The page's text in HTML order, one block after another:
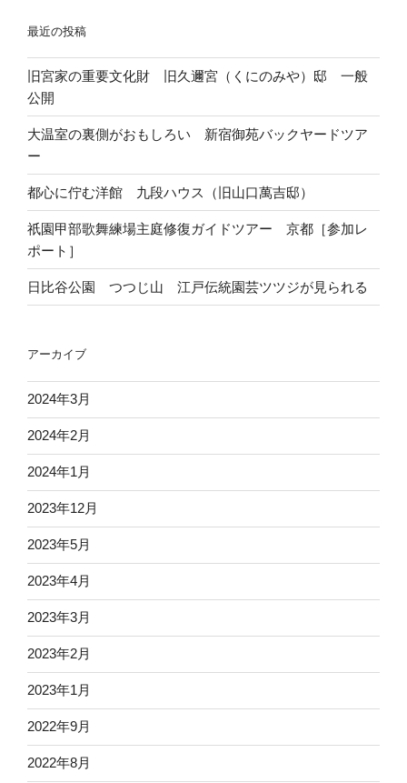
最近の投稿
旧宮家の重要文化財 旧久邇宮（くにのみや）邸 一般
公開
大温室の裏側がおもしろい 新宿御苑バックヤードツア
ー
都心に佇む洋館 九段ハウス（旧山口萬吉邸）
祇園甲部歌舞練場主庭修復ガイドツアー 京都［参加レ
ポート］
日比谷公園 つつじ山 江戸伝統園芸ツツジが見られる
アーカイブ
2024年3月
2024年2月
2024年1月
2023年12月
2023年5月
2023年4月
2023年3月
2023年2月
2023年1月
2022年9月
2022年8月